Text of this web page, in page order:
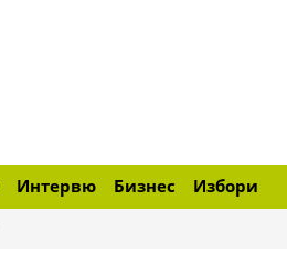
Интервю Бизнес Избори